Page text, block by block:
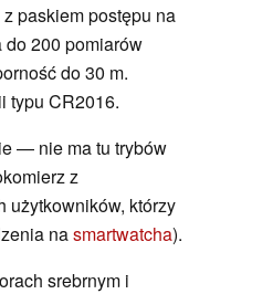
paskiem postępu na
200 pomiarów
do 30 m.
typu CR2016.
— nie ma tu trybów
z
użytkowników, którzy
nasmartwatcha).
srebrnym i